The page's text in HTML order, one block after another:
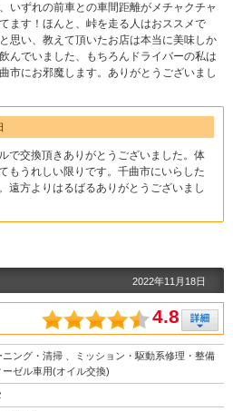
いずれの前車との車間距離がメチャクチャ
ます！ほんと、峠を走る人はおススメで
思い、教えて頂いたお店は本当に美味しか
んでいました、もちろんドライバーの私は
市にお邪魔します。ありがとうございまし
で交換頂きありがとうございました。体
もうれしい限りです。千曲市にいらした
遠方よりはるばるありがとうございまし
2022年11月18日
4.8
ニング・清掃 、ミッション・駆動系修理・整備
ーゼル車用(オイル交換)